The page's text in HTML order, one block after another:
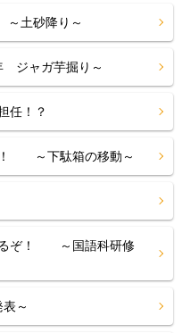
土砂降り～
ャガ芋掘り～
任！？
！ ～下駄箱の移動～
るぞ！ ～国語科研修
～